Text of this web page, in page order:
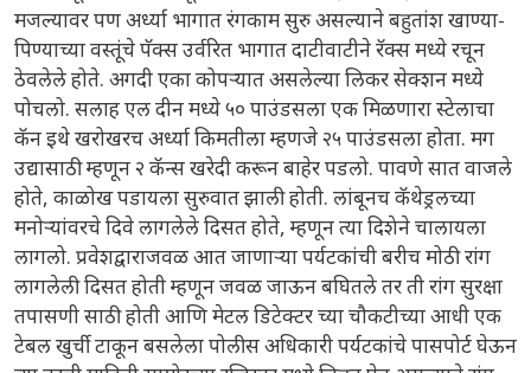
मजल्यावर पण अर्ध्या भागात रंगकाम सुरु असल्याने बहुतांश खाण्या-
पिण्याच्या वस्तूंचे पॅक्स उर्वरित भागात दाटीवाटीने रॅक्स मध्ये रचून
ठेवलेले होते. अगदी एका कोपऱ्यात असलेल्या लिकर सेक्शन मध्ये
पोचलो. सलाह एल दीन मध्ये ५० पाउंडसला एक मिळणारा स्टेलाचा
कॅन इथे खरोखरच अर्ध्या किमतीला म्हणजे २५ पाउंडसला होता. मग
उद्यासाठी म्हणून २ कॅन्स खरेदी करून बाहेर पडलो. पावणे सात वाजले
होते, काळोख पडायला सुरुवात झाली होती. लांबूनच कॅथेड्रलच्या
मनोऱ्यांवरचे दिवे लागलेले दिसत होते, म्हणून त्या दिशेने चालायला
लागलो. प्रवेशद्वाराजवळ आत जाणाऱ्या पर्यटकांची बरीच मोठी रांग
लागलेली दिसत होती म्हणून जवळ जाऊन बघितले तर ती रांग सुरक्षा
तपासणी साठी होती आणि मेटल डिटेक्टर च्या चौकटीच्या आधी एक
टेबल खुर्ची टाकून बसलेला पोलीस अधिकारी पर्यटकांचे पासपोर्ट घेऊन